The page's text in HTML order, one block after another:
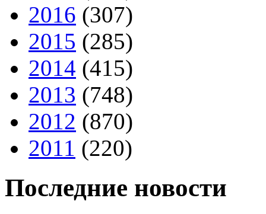
2016 (307)
2015 (285)
2014 (415)
2013 (748)
2012 (870)
2011 (220)
Последние новости